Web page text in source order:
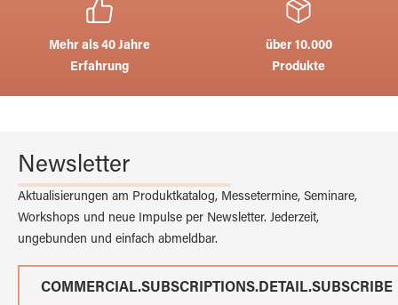
Mehr als 40 Jahre
Erfahrung
über 10.000
Produkte
Newsletter
Aktualisierungen am Produktkatalog, Messetermine, Seminare,
Workshops und neue Impulse per Newsletter. Jederzeit,
ungebunden und einfach abmeldbar.
COMMERCIAL.SUBSCRIPTIONS.DETAIL.SUBSCRIBE